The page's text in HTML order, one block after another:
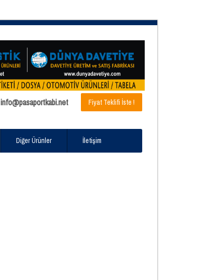
info@pasaportkabi.net Fiyat Teklifi İste !
Diğer Ürünler İletişim